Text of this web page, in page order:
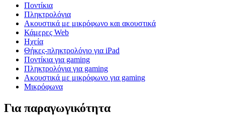
Ποντίκια
Πληκτρολόγια
Ακουστικά με μικρόφωνο και ακουστικά
Κάμερες Web
Ηχεία
Θήκες-πληκτρολόγιο για iPad
Ποντίκια για gaming
Πληκτρολόγια για gaming
Ακουστικά με μικρόφωνο για gaming
Μικρόφωνα
Για παραγωγικότητα